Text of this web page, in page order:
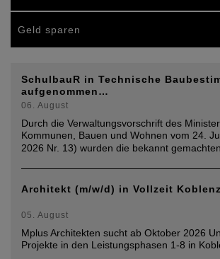
Geld sparen
SchulbauR in Technische
aufgenommen…
06. August
Durch die Verwaltungsvorschrift des
Kommunen, Bauen und Wohnen vom 24.
2026 Nr. 13) wurden die bekannt gemachten
Architekt (m/w/d) in Vollzeit
05. August
Mplus Architekten sucht ab Oktober 2026
Projekte in den Leistungsphasen 1-8 in